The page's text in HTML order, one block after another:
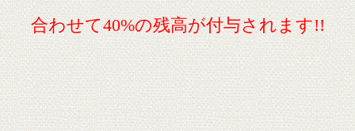
合わせて40%の残高が付与されます!!